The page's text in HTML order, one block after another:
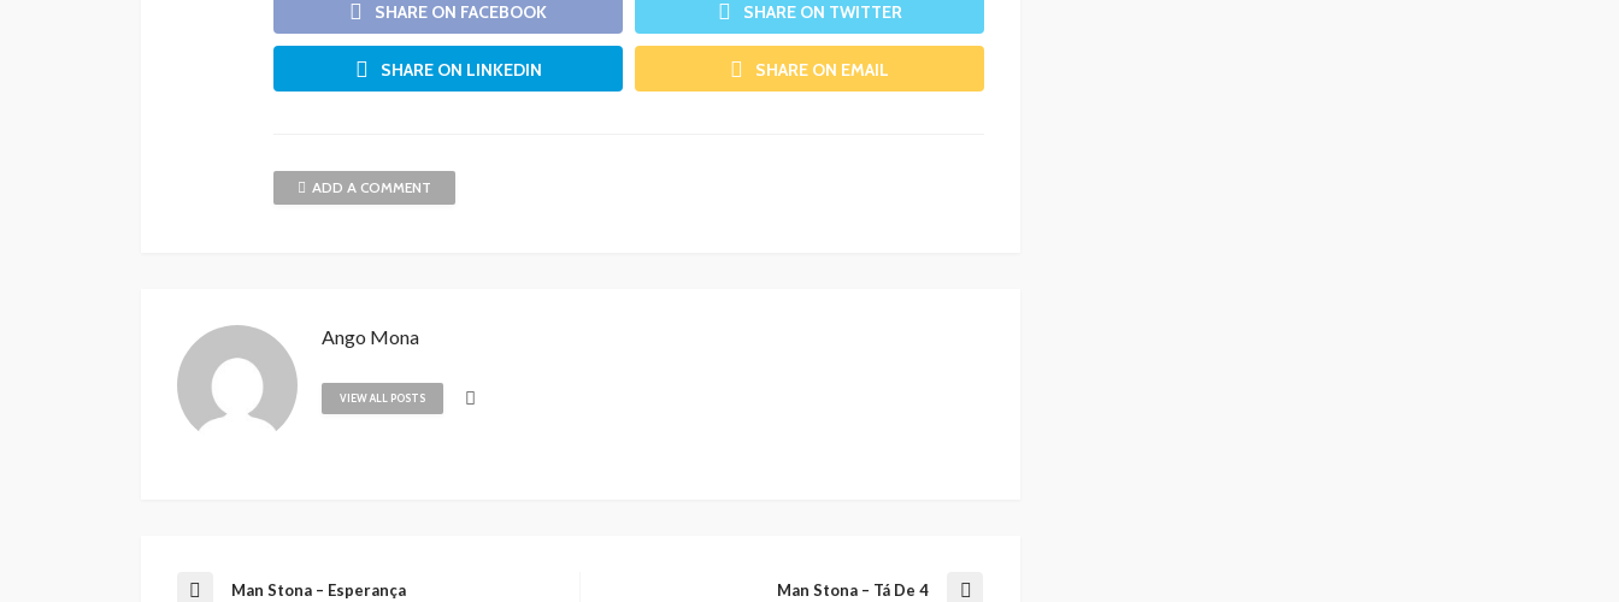
SHARE ON FACEBOOK SHARE ON TWITTER
SHARE ON LINKEDIN SHARE ON EMAIL
ADD A COMMENT
Ango Mona
VIEW ALL POSTS
Man Stona – Esperança Man Stona – Tá De 4